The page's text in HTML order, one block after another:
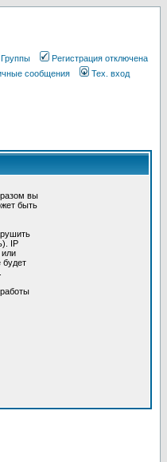
Группы
Регистрация отключена
сообщения Тех. вход
вы
быть
IP